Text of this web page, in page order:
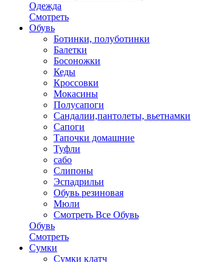
Одежда
Смотреть
Обувь
Ботинки, полуботинки
Балетки
Босоножки
Кеды
Кроссовки
Мокасины
Полусапоги
Сандалии,пантолеты, вьетнамки
Сапоги
Тапочки домашние
Туфли
сабо
Слипоны
Эспадрильи
Обувь резиновая
Мюли
Смотреть Все Обувь
Обувь
Смотреть
Сумки
Сумки клатч